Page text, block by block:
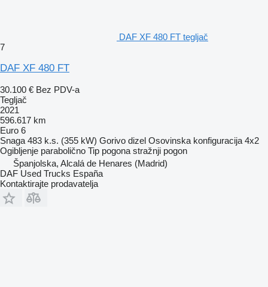
DAF XF 480 FT tegljač
7
DAF XF 480 FT
30.100 € Bez PDV-a
Tegljač
2021
596.617 km
Euro 6
Snaga 483 k.s. (355 kW) Gorivo dizel Osovinska konfiguracija 4x2
Ogibljenje parabolično Tip pogona stražnji pogon
Španjolska, Alcalá de Henares (Madrid)
DAF Used Trucks España
Kontaktirajte prodavatelja